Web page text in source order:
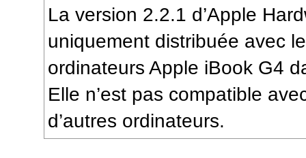
La version 2.2.1 d’Apple
uniquement distribuée avec
ordinateurs Apple iBook G4
Elle n’est pas compatible
d’autres ordinateurs.